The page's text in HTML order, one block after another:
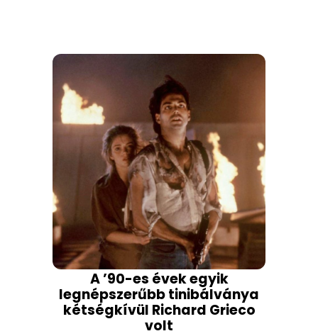
A ’90-es évek egyik
legnépszerűbb tinibálványa
kétségkívül Richard Grieco
volt